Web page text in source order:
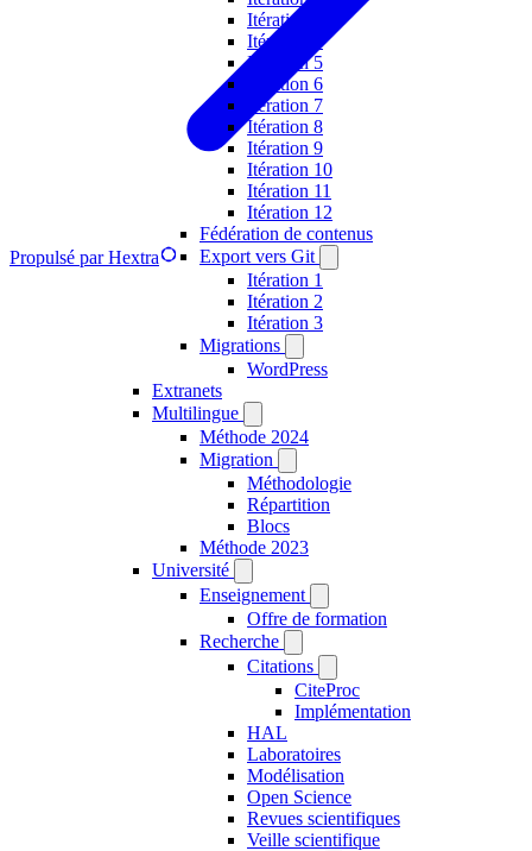
Itération 3
Itération 4
Itération 5
Itération 6
Itération 7
Itération 8
Itération 9
Itération 10
Itération 11
Itération 12
Fédération de contenus
Export vers Git
Itération 1
Itération 2
Itération 3
Migrations
WordPress
Extranets
Multilingue
Méthode 2024
Migration
Méthodologie
Répartition
Blocs
Méthode 2023
Université
Enseignement
Offre de formation
Recherche
Citations
CiteProc
Implémentation
HAL
Laboratoires
Modélisation
Open Science
Revues scientifiques
Veille scientifique
Propulsé par Hextra